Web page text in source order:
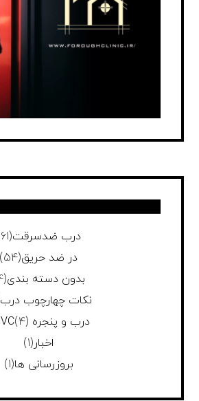
درب ضدسرقت(61)
در ضد حریق(54)
بدون دسته بندی(4)
نکات چهارچوب درب
درب و پنجره UPVC (4)
اخبار(1)
بروزرسانی ها(1)